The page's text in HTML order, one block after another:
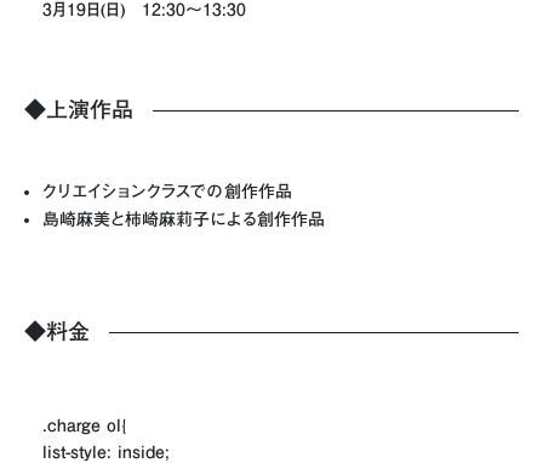
3月19日(日) 12:30～13:30
◆上演作品
クリエイションクラスでの創作作品
島崎麻美と柿崎麻莉子による創作作品
◆料金
.charge ol{
list-style: inside;